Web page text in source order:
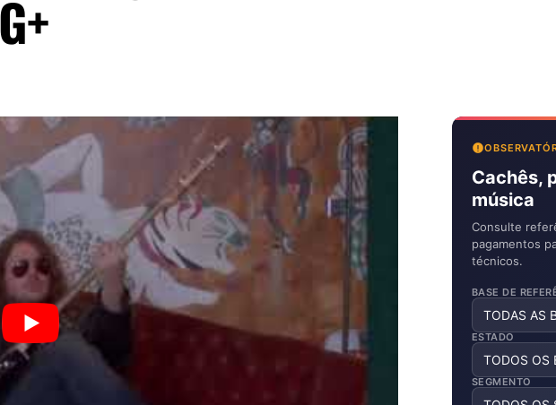
Cachês,
música
Consulte
pagamentos
técnicos.
BASE DE
ESTADO
SEGMENTO